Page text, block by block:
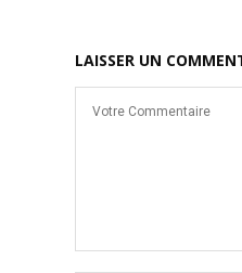
LAISSER UN